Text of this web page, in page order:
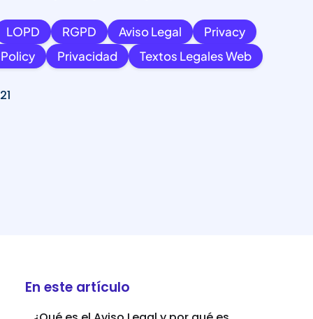
LOPD RGPD Aviso Legal
Privacy
Privacidad Textos Legales Web
En este artículo